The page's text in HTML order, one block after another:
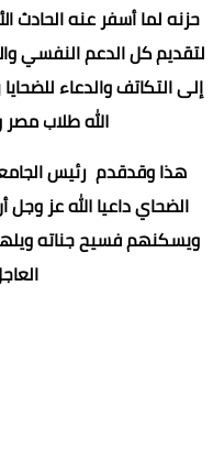
حزنه لما أسفر عنه الحادث
لتقديم كل الدعم النفسي
إلى التكاتف والدعاء
الله طلاب
هذا وقدقدم رئيس
الضحاي داعيا الله عز
ويسكنهم فسيح جناته